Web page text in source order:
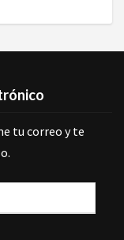
tu correo y te